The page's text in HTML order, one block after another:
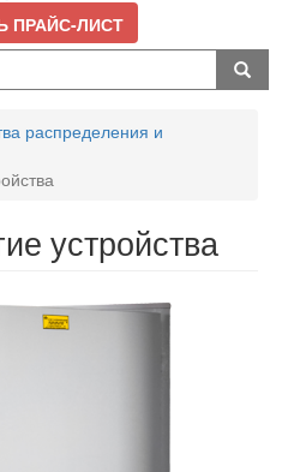
ПРАЙС-ЛИСТ
распределения и
устройства